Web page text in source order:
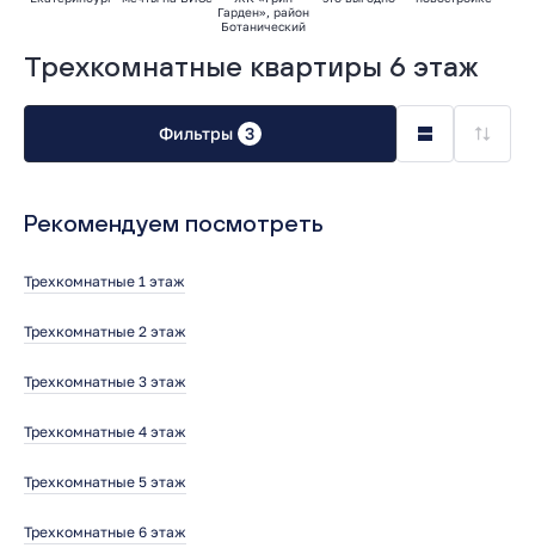
Трехкомнатные квартиры 6 этаж
Гарден», район
Ботанический
Фильтры 3
Рекомендуем посмотреть
Трехкомнатные 1 этаж
Трехкомнатные 2 этаж
Трехкомнатные 3 этаж
Трехкомнатные 4 этаж
Трехкомнатные 5 этаж
Трехкомнатные 6 этаж